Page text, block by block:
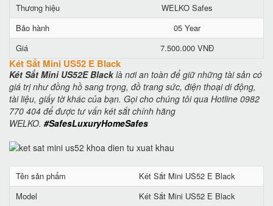
Thương hiệu
WELKO Safes
Bảo hành
05 Year
Giá
7.500.000 VNĐ
Két Sắt Mini US52 E Black
Két Sắt Mini US52E Blacklà nơi an toàn để giữ những tài sản có
giá trị như đồng hồ sang trọng, đồ trang sức, điện thoại di động,
tài liệu, giấy tờ khác của bạn. Gọi cho chúng tôi qua Hotline 0982
770 404 để được tư vấn két sắt chính hãng
WELKO. #SafesLuxuryHomeSafes
Tên sản phẩm
Két Sắt Mini US52 E Black
Model
Két Sắt Mini US52 E Black